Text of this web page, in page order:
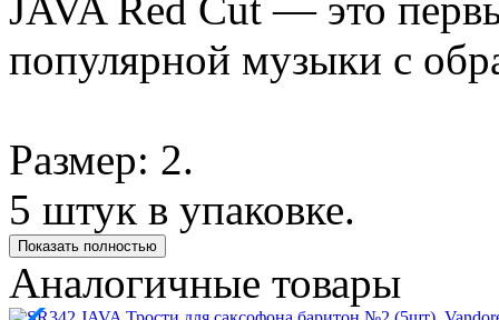
популярной музыки с
Размер: 2.
5 штук в упаковке.
Показать полностью
Аналогичные товары